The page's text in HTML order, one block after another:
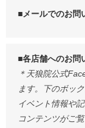
■メールでのお問
■各店舗へのお問
＊天狼院公式
ます。下のボッ
イベント情報や
コンテンツがご